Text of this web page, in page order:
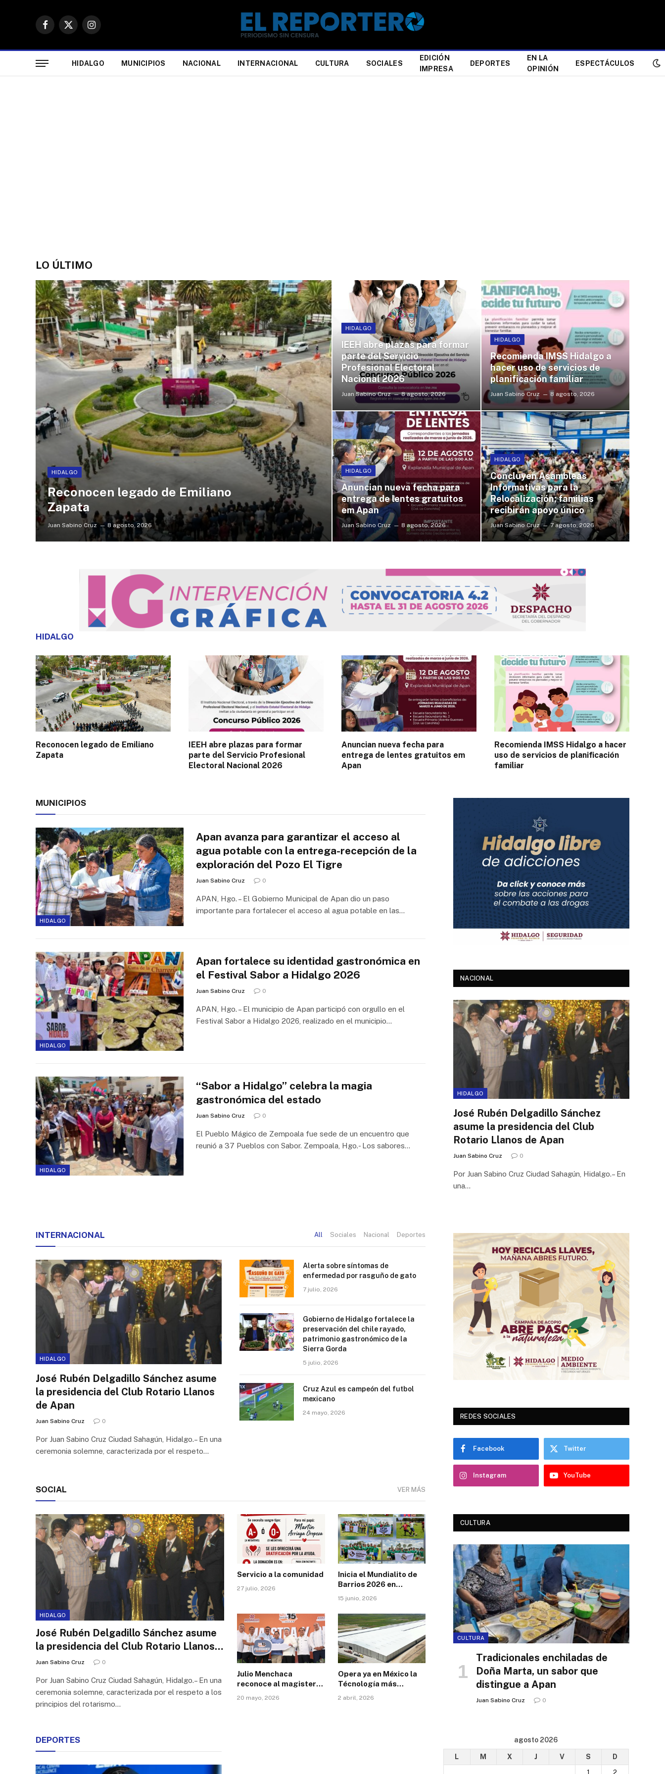
Facebook
X
Instagram
HIDALGO MUNICIPIOS NACIONAL INTERNACIONAL CULTURA SOCIALES
EDICIÓN
IMPRESA
DEPORTES
EN LA
OPINIÓN
ESPECTÁCULOS
LO ÚLTIMO
HIDALGO
Reconocen legado de Emiliano
Zapata
Juan Sabino Cruz 8 agosto, 2026
HIDALGO
IEEH abre plazas para formar
parte del Servicio
Profesional Electoral
Nacional 2026
Juan Sabino Cruz 8 agosto, 2026
HIDALGO
Anuncian nueva fecha para
entrega de lentes gratuitos
em Apan
Juan Sabino Cruz 8 agosto, 2026
HIDALGO
Recomienda IMSS Hidalgo a
hacer uso de servicios de
planificación familiar
Juan Sabino Cruz 8 agosto, 2026
HIDALGO
Concluyen Asambleas
Informativas para la
Relocalización; familias
recibirán apoyo único
Juan Sabino Cruz 7 agosto, 2026
HIDALGO
Reconocen legado de Emiliano
Zapata
IEEH abre plazas para formar
parte del Servicio Profesional
Electoral Nacional 2026
Anuncian nueva fecha para
entrega de lentes gratuitos em
Apan
Recomienda IMSS Hidalgo a hacer
uso de servicios de planificación
familiar
MUNICIPIOS
HIDALGO
Apan avanza para garantizar el acceso al
agua potable con la entrega-recepción de la
exploración del Pozo El Tigre
Juan Sabino Cruz 0
APAN, Hgo. – El Gobierno Municipal de Apan dio un paso
importante para fortalecer el acceso al agua potable en las…
HIDALGO
Apan fortalece su identidad gastronómica en
el Festival Sabor a Hidalgo 2026
Juan Sabino Cruz 0
APAN, Hgo. – El municipio de Apan participó con orgullo en el
Festival Sabor a Hidalgo 2026, realizado en el municipio…
HIDALGO
“Sabor a Hidalgo” celebra la magia
gastronómica del estado
Juan Sabino Cruz 0
El Pueblo Mágico de Zempoala fue sede de un encuentro que
reunió a 37 Pueblos con Sabor. Zempoala, Hgo.- Los sabores…
NACIONAL
HIDALGO
José Rubén Delgadillo Sánchez
asume la presidencia del Club
Rotario Llanos de Apan
Juan Sabino Cruz 0
Por Juan Sabino Cruz Ciudad Sahagún, Hidalgo.– En
una…
INTERNACIONAL All Sociales Nacional Deportes
HIDALGO
José Rubén Delgadillo Sánchez asume
la presidencia del Club Rotario Llanos
de Apan
Juan Sabino Cruz 0
Por Juan Sabino Cruz Ciudad Sahagún, Hidalgo.– En una
ceremonia solemne, caracterizada por el respeto…
Alerta sobre síntomas de
enfermedad por rasguño de gato
7 julio, 2026
Gobierno de Hidalgo fortalece la
preservación del chile rayado,
patrimonio gastronómico de la
Sierra Gorda
5 julio, 2026
Cruz Azul es campeón del futbol
mexicano
24 mayo, 2026
SOCIAL VER MÁS
HIDALGO
José Rubén Delgadillo Sánchez asume
la presidencia del Club Rotario Llanos
de Apan
Juan Sabino Cruz 0
Por Juan Sabino Cruz Ciudad Sahagún, Hidalgo.– En una
ceremonia solemne, caracterizada por el respeto a los
principios del rotarismo…
Servicio a la comunidad
27 julio, 2026
Inicia el Mundialito de
Barrios 2026 en
15 junio, 2026
Julio Menchaca
reconoce al magisterio
educación en Hidalgo
20 mayo, 2026
Opera ya en México la
Técnología más
2 abril, 2026
REDES SOCIALES
Facebook Twitter
Instagram YouTube
CULTURA
CULTURA
Tradicionales enchiladas de
Doña Marta, un sabor que
distingue a Apan
Juan Sabino Cruz 0
DEPORTES agosto 2026
L M X J V S
D
1
2